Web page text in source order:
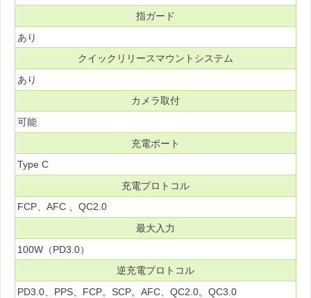
指ガード
あり
クイックリリースマウントシステム
あり
カメラ取付
可能
充電ポート
Type C
充電プロトコル
FCP、AFC 、QC2.0
最大入力
100W（PD3.0）
逆充電プロトコル
PD3.0、PPS、FCP。SCP。AFC、QC2.0。QC3.0